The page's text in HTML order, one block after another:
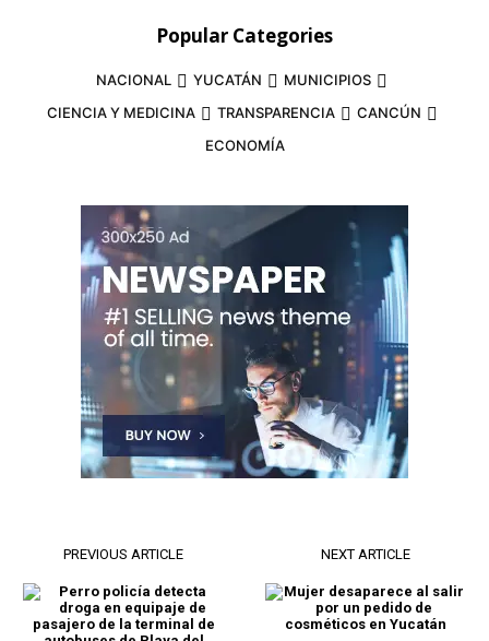
Popular Categories
NACIONAL YUCATÁN
MUNICIPIOS
CIENCIA Y MEDICINA
TRANSPARENCIA
CANCÚN
ECONOMÍA
PREVIOUS ARTICLE NEXT ARTICLE